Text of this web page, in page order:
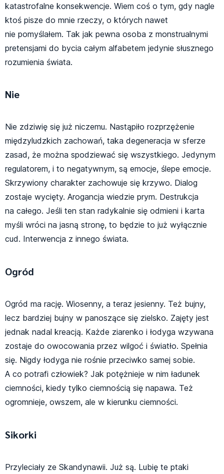
katastrofalne konsekwencje. Wiem coś o tym, gdy nagle
ktoś pisze do mnie rzeczy, o których nawet
nie pomyślałem. Tak jak pewna osoba z monstrualnymi
pretensjami do bycia całym alfabetem jedynie słusznego
rozumienia świata.
Nie
Nie zdziwię się już niczemu. Nastąpiło rozprzężenie
międzyludzkich zachowań, taka degeneracja w sferze
zasad, że można spodziewać się wszystkiego. Jedynym
regulatorem, i to negatywnym, są emocje, ślepe emocje.
Skrzywiony charakter zachowuje się krzywo. Dialog
zostaje wycięty. Arogancja wiedzie prym. Destrukcja
na całego. Jeśli ten stan radykalnie się odmieni i karta
myśli wróci na jasną stronę, to będzie to już wyłącznie
cud. Interwencja z innego świata.
Ogród
Ogród ma rację. Wiosenny, a teraz jesienny. Też bujny,
lecz bardziej bujny w panoszące się zielsko. Zajęty jest
jednak nadal kreacją. Każde ziarenko i łodyga wzywana
zostaje do owocowania przez wilgoć i światło. Spełnia
się. Nigdy łodyga nie rośnie przeciwko samej sobie.
A co potrafi człowiek? Jak potężnieje w nim ładunek
ciemności, kiedy tylko ciemnością się napawa. Też
ogromnieje, owszem, ale w kierunku ciemności.
Sikorki
Przyleciały ze Skandynawii. Już są. Lubię te ptaki